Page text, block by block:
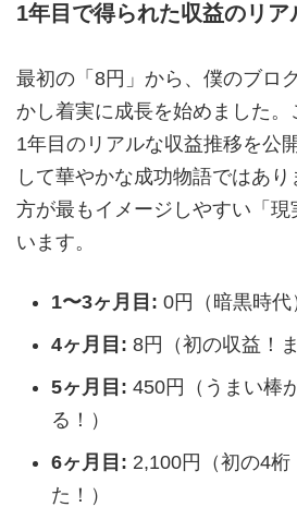
1年目で得られた収益のリア
最初の「8円」から、僕のブロ
かし着実に成長を始めました
1年目のリアルな収益推移を公
して華やかな成功物語ではあ
方が最もイメージしやすい「
います。
1〜3ヶ月目: 0円（暗黒時代
4ヶ月目: 8円（初の収益！
5ヶ月目: 450円（うまい棒
る！）
6ヶ月目: 2,100円（初の4
た！）